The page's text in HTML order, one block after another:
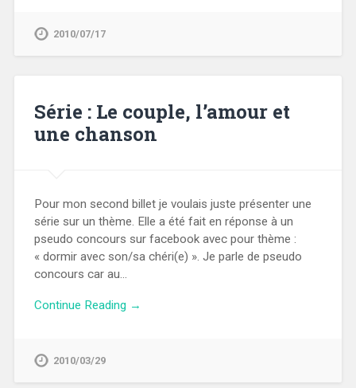
2010/07/17
Série : Le couple, l’amour et
une chanson
Pour mon second billet je voulais juste présenter une
série sur un thème. Elle a été fait en réponse à un
pseudo concours sur facebook avec pour thème :
« dormir avec son/sa chéri(e) ». Je parle de pseudo
concours car au…
Continue Reading →
2010/03/29